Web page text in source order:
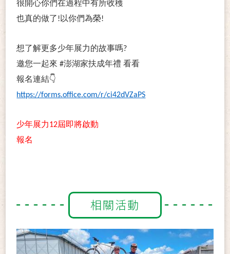
很開心你們在過程中有所收穫
也真的做了 !以你們為榮!
想了解更多少年展力的故事嗎?
邀您一起來 #澎湖家扶成年禮 看看
報名連結👇
https://forms.office.com/r/ci42dVZaPS
少年展力12屆即將啟動
報名
相關活動